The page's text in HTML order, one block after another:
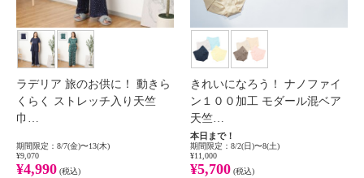
ラデリア 旅のお供に！ 動きら
くらく ストレッチ入り天竺
巾…
期間限定：8/7(金)〜13(木)
¥9,070
¥4,990 (税込)
きれいになろう！ ナノファイ
ン１００加工 モダール混ベア
天竺…
本日まで！
期間限定：8/2(日)〜8(土)
¥11,000
¥5,700 (税込)